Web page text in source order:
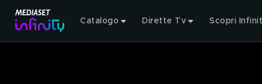
Catalogo Dirette Tv Scopri